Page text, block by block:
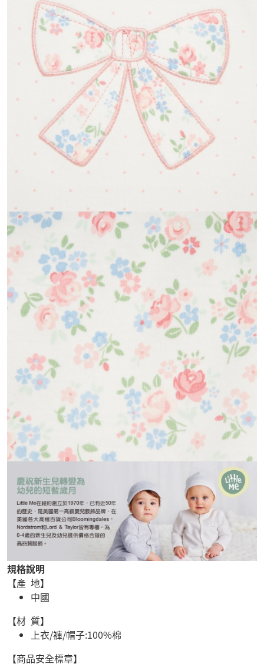
規格說明
【產 地】
中國
【材 質】
上衣/褲/帽子:100%棉
【商品安全標章】